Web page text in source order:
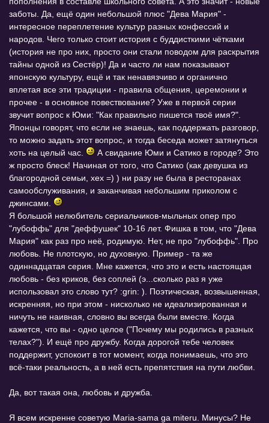
заботы. Да, ещё один небольшой плюс "Дева Мария" -
интересное переплетение культур разных конфессий и
народов. Чего только стоит история с буддисткими чётками
(история не про них, просто они стали поводом для раскрытия
тайны одной из Сестёр)! Да и часто ли нам показывают
японскую культуру, ещё и так ненавязчиво и органично
вплетая все эти традиции - правила общения, церемонии и
прочее - в основное повествование? Уже в первой серии
звучит вопрос к Юми: "Как правильно пишется твоё имя?".
Японцы говорят, что если не знаешь, как поддержать разговор,
то можно задать этот вопрос, и тогда беседа может затянуться
хоть на целый час.
А свидание Юми и Сатико в городе? Это
ж просто блеск! Начиная от того, что Сатико (как девушка из
благородной семьи, хех =) ) ни разу не была в ресторанах
самообслуживания, и заканчивая небольшим приколом с
джинсами.
Я большой нелюбитель сериальчиков-мыльных опер про
"лубоффь" для "деффушек" 10-16 лет. Фишка в том, что "Дева
Мария" как раз про неё, родимую. Нет, не про "лубоффь". Про
любовь. Не плотскую, но духовную. Пример - та же
одиннадцатая серия. Мне кажется, что это и есть настоящая
любовь - без криков, без соплей (э...сколько раз я уже
использовал это слово тут? :grin: ). Поэтическая, возвышенная,
искренняя, но при этом - нисколько не идеализированная и
ничуть не наивная, словно вы всегда были вместе. Когда
кажется, что вы - одно целое ("Почему мы родились в разных
телах?"). И ещё про дружбу. Когда дорогой тебе человек
поддержит, успокоит в тот момент, когда понимаешь, что это
всё-таки реальность, а в ней есть препятствия на пути любви.
Да, вот такая она, любовь и дружба.
Я всем искренне советую Maria-sama ga miteru. Минусы? Не